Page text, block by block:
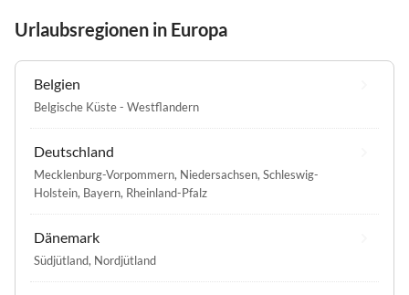
Urlaubsregionen in Europa
Belgien
Belgische Küste - Westflandern
Deutschland
Mecklenburg-Vorpommern, Niedersachsen, Schleswig-
Holstein, Bayern, Rheinland-Pfalz
Dänemark
Südjütland, Nordjütland